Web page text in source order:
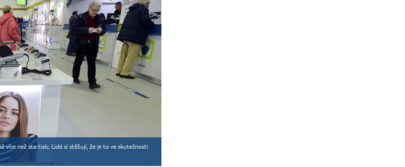
více než sto tisíc. Lidé si stěžují, že je to ve skutečnosti